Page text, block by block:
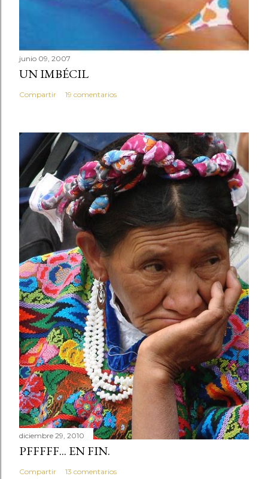
junio 09, 2007
UN IMBÉCIL
Compartir 19 comentarios
diciembre 29, 2010
PFFFFF... EN FIN.
Compartir 13 comentarios